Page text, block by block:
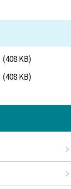
(408 KB)
(408 KB)